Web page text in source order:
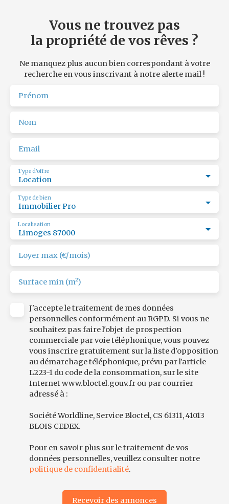
Vous ne trouvez pas
la propriété de vos rêves ?
Ne manquez plus aucun bien correspondant à votre
recherche en vous inscrivant à notre alerte mail !
Prénom
Nom
Email
Location
Type d'offre
Immobilier Pro
Type de bien
Limoges 87000
Localisation
Loyer max (€/mois)
Surface min (m²)
J'accepte le traitement de mes données
personnelles conformément au RGPD. Si vous ne
souhaitez pas faire l'objet de prospection
commerciale par voie téléphonique, vous pouvez
vous inscrire gratuitement sur la liste d'opposition
au démarchage téléphonique, prévu par l'article
L223-1 du code de la consommation, sur le site
Internet www.bloctel.gouv.fr ou par courrier
adressé à :
Société Worldline, Service Bloctel, CS 61311, 41013
BLOIS CEDEX.
Pour en savoir plus sur le traitement de vos
données personnelles, veuillez consulter notre
politique de confidentialité.
Recevoir des annonces